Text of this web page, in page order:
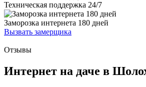
Техническая поддержка 24/7
Заморозка интернета 180 дней
Вызвать замерщика
Отзывы
Интернет на даче в